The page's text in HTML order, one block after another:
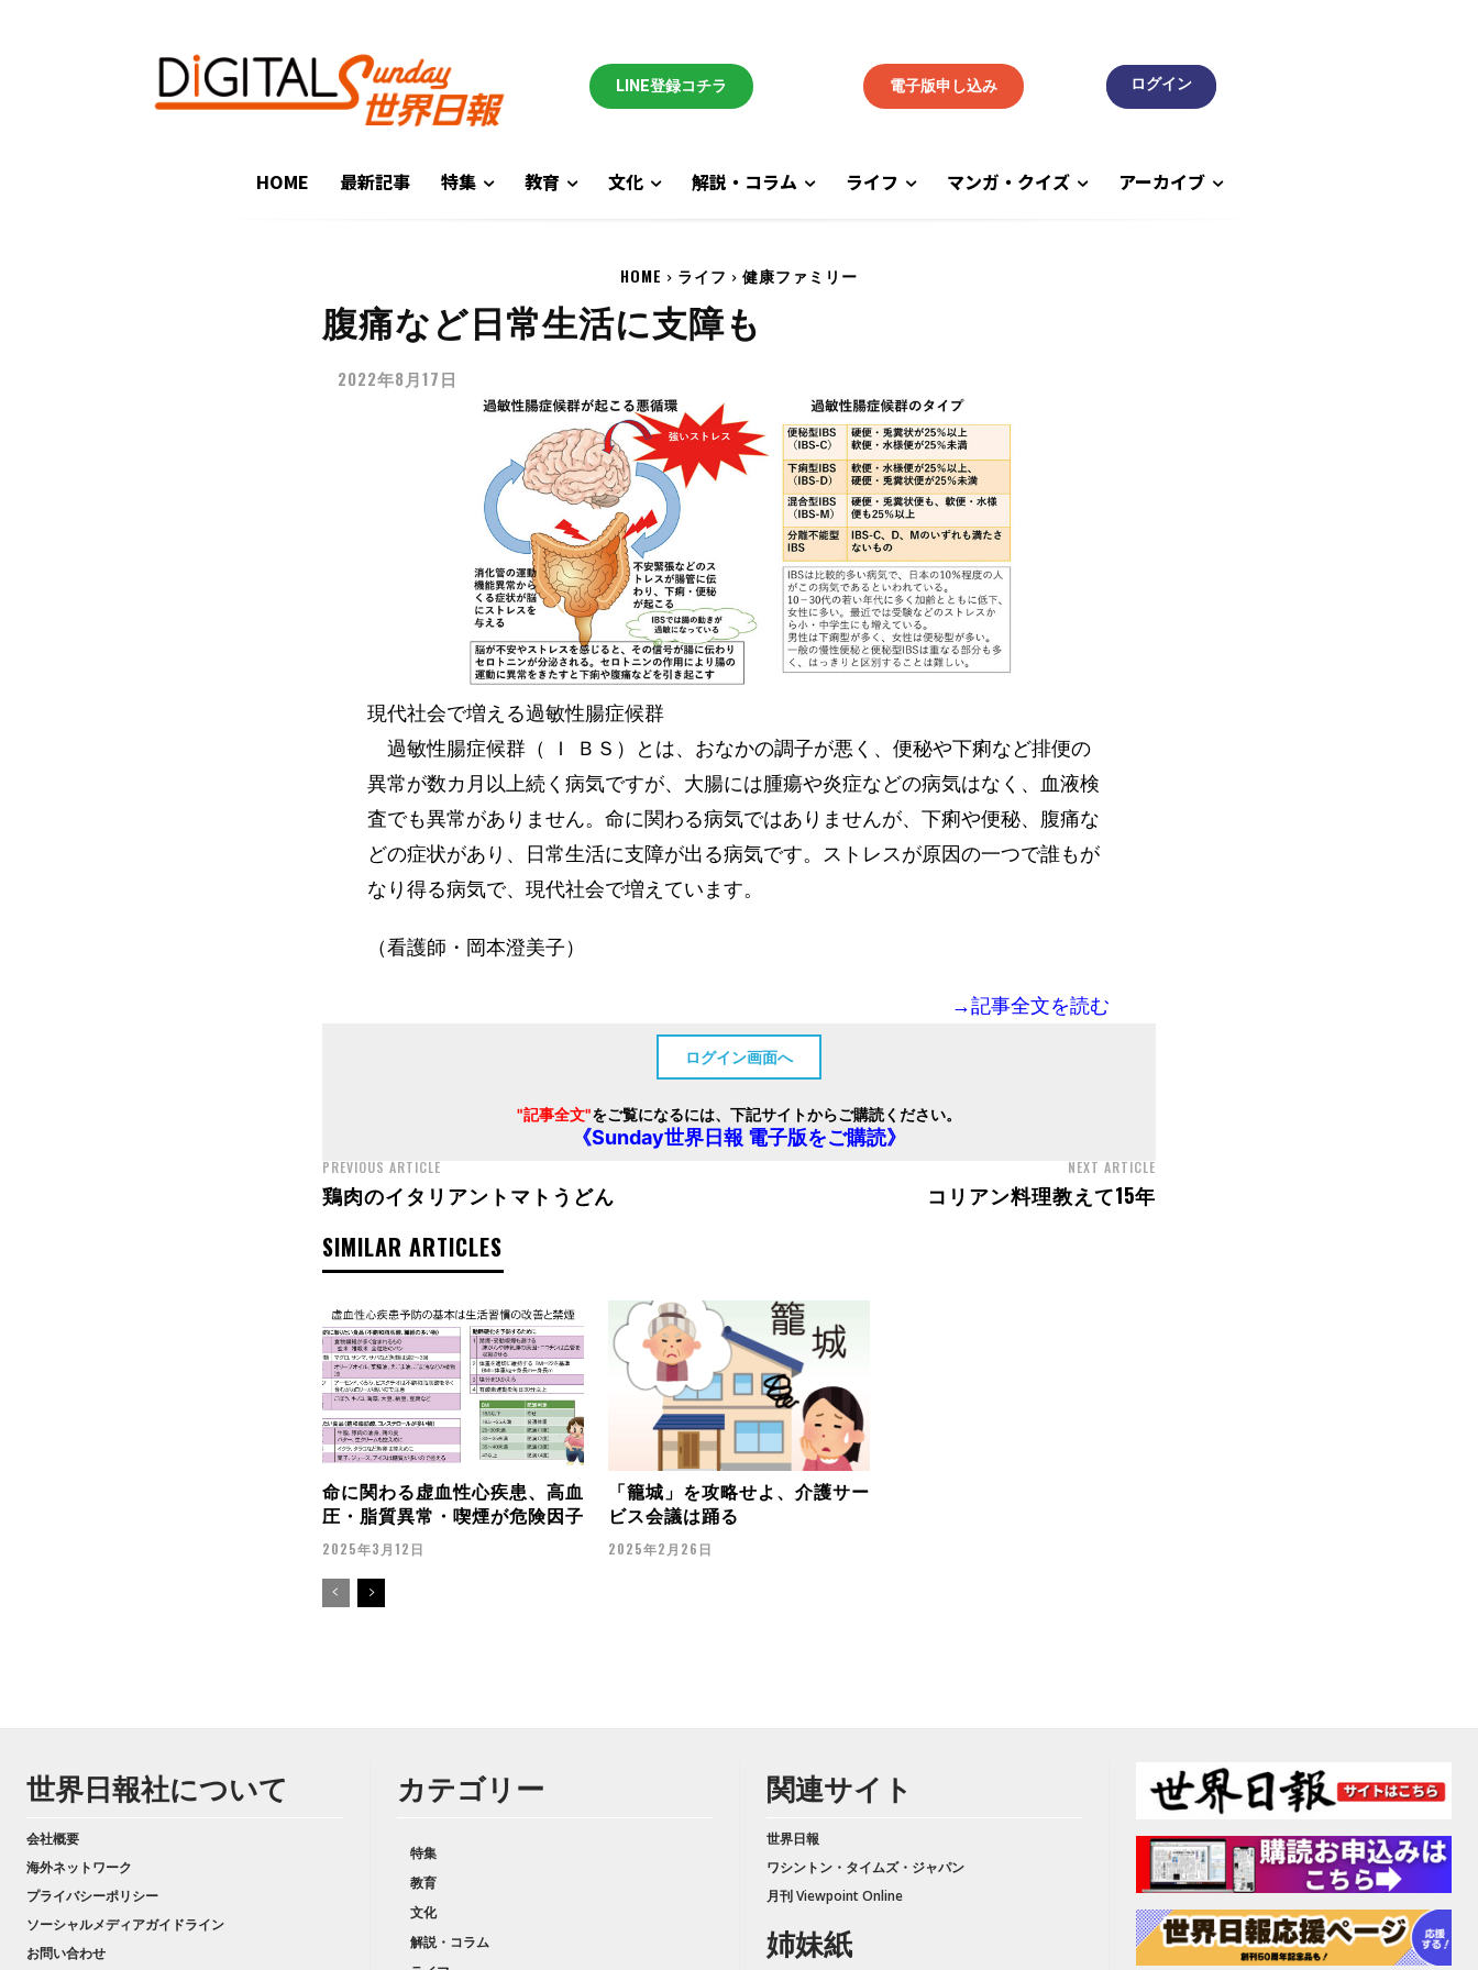
LINE登録コチラ 電子版申し込み
HOME 最新記事 特集 教育 文化 解説・コラム ライフ マンガ・クイズ アーカイブ
HOME ライフ 健康ファミリー
腹痛など日常生活に支障も
2022年8月17日
現代社会で増える過敏性腸症候群
過敏性腸症候群（ Ｉ ＢＳ）とは、おなかの調子が悪く、便秘や下痢など排便の
異常が数カ月以上続く病気ですが、大腸には腫瘍や炎症などの病気はなく、血液検
査でも異常がありません。命に関わる病気ではありませんが、下痢や便秘、腹痛な
どの症状があり、日常生活に支障が出る病気です。ストレスが原因の一つで誰もが
なり得る病気で、現代社会で増えています。
（看護師・岡本澄美子）
→記事全文を読む
ログイン画面へ
"記事全文"をご覧になるには、下記サイトからご購読ください。
《Sunday世界日報 電子版をご購読》
PREVIOUS ARTICLE
鶏肉のイタリアントマトうどん
NEXT ARTICLE
コリアン料理教えて15年
SIMILAR ARTICLES
命に関わる虚血性心疾患、高血
圧・脂質異常・喫煙が危険因子
2025年3月12日
「籠城」を攻略せよ、介護サー
ビス会議は踊る
2025年2月26日
世界日報社について
会社概要
海外ネットワーク
プライバシーポリシー
ソーシャルメディアガイドライン
お問い合わせ
カテゴリー
特集
教育
文化
解説・コラム
関連サイト
世界日報
ワシントン・タイムズ・ジャパン
月刊 Viewpoint Online
姉妹紙